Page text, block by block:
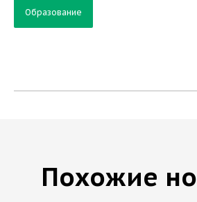
Образование
Похожие